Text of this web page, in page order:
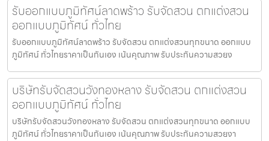
รับออกแบบภูมิทัศน์ลาดพร้าว รับจัดสวน ตกแต่งสวน
ออกแบบภูมิทัศน์ ทั่วไทย
รับออกแบบภูมิทัศน์ลาดพร้าว รับจัดสวน ตกแต่งสวนทุกขนาด ออกแบบ
ภูมิทัศน์ ทั่วไทยราคาเป็นกันเอง เน้นคุณภาพ รับประกันความสวยง
บริษัทรับจัดสวนวังทองหลาง รับจัดสวน ตกแต่งสวน
ออกแบบภูมิทัศน์ ทั่วไทย
บริษัทรับจัดสวนวังทองหลาง รับจัดสวน ตกแต่งสวนทุกขนาด ออกแบบ
ภูมิทัศน์ ทั่วไทยราคาเป็นกันเอง เน้นคุณภาพ รับประกันความสวยงา